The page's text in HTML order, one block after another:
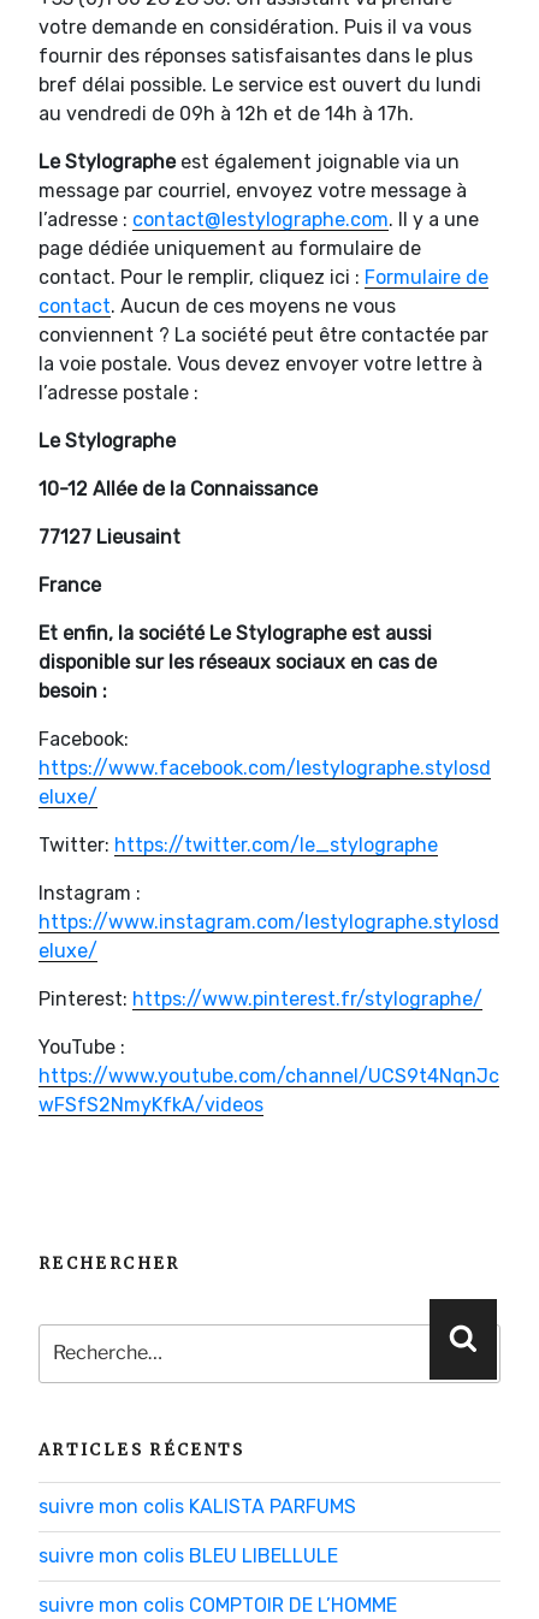
votre demande en considération. Puis il va vous
fournir des réponses satisfaisantes dans le plus
bref délai possible. Le service est ouvert du lundi
au vendredi de 09h à 12h et de 14h à 17h.
Le Stylographe est également joignable via un
message par courriel, envoyez votre message à
l’adresse : contact@lestylographe.com. Il y a une
page dédiée uniquement au formulaire de
contact. Pour le remplir, cliquez ici : Formulaire de
contact. Aucun de ces moyens ne vous
conviennent ? La société peut être contactée par
la voie postale. Vous devez envoyer votre lettre à
l’adresse postale :
Le Stylographe
10-12 Allée de la Connaissance
77127 Lieusaint
France
Et enfin, la société Le Stylographe est aussi
disponible sur les réseaux sociaux en cas de
besoin :
Facebook:
https://www.facebook.com/lestylographe.stylosd
eluxe/
Twitter: https://twitter.com/le_stylographe
Instagram :
https://www.instagram.com/lestylographe.stylosd
eluxe/
Pinterest: https://www.pinterest.fr/stylographe/
YouTube :
https://www.youtube.com/channel/UCS9t4NqnJc
wFSfS2NmyKfkA/videos
RECHERCHER
Recherche
pour
:
ARTICLES RÉCENTS
suivre mon colis KALISTA PARFUMS
suivre mon colis BLEU LIBELLULE
suivre mon colis COMPTOIR DE L’HOMME